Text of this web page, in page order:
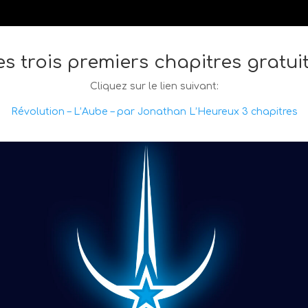
trois premiers chapitres
Cliquez sur le lien suivant:
Révolution – L’Aube – par Jonathan L’Heureux 3 chapitres